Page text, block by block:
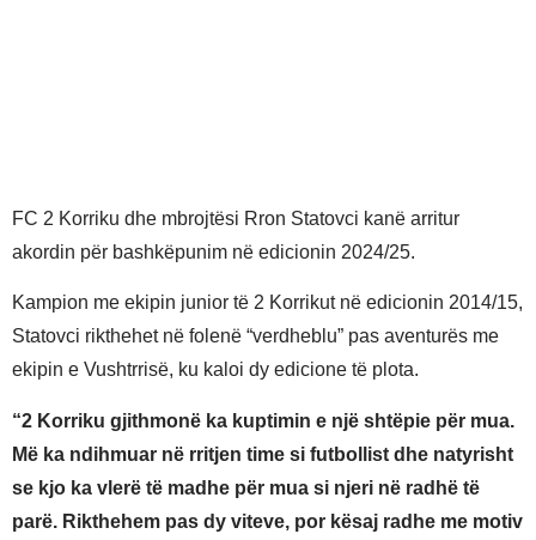
FC 2 Korriku dhe mbrojtësi Rron Statovci kanë arritur
akordin për bashkëpunim në edicionin 2024/25.
Kampion me ekipin junior të 2 Korrikut në edicionin 2014/15,
Statovci rikthehet në folenë “verdheblu” pas aventurës me
ekipin e Vushtrrisë, ku kaloi dy edicione të plota.
“2 Korriku gjithmonë ka kuptimin e një shtëpie për mua.
Më ka ndihmuar në rritjen time si futbollist dhe natyrisht
se kjo ka vlerë të madhe për mua si njeri në radhë të
parë. Rikthehem pas dy viteve, por kësaj radhe me motiv